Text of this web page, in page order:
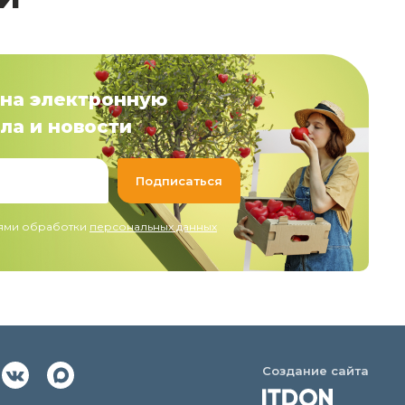
электронную
и новости
обработки персональных данных
Создание сайта